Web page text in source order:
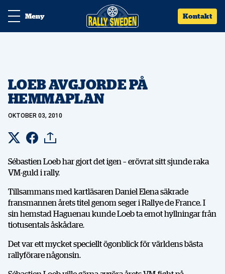
Kontakt
Meny
LOEB AVGJORDE PÅ
HEMMAPLAN
OKTOBER 03, 2010
Sébastien Loeb har gjort det igen – erövrat sitt sjunde raka
VM-guld i rally.
Tillsammans med kartläsaren Daniel Elena säkrade
fransmannen årets titel genom seger i Rallye de France. I
sin hemstad Haguenau kunde Loeb ta emot hyllningar från
tiotusentals åskådare.
Det var ett mycket speciellt ögonblick för världens bästa
rallyförare någonsin.